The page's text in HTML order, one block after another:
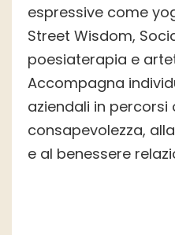
espressive come
Street Wisdom,
poesiaterapia e
Accompagna
aziendali in percorsi
consapevolezza,
e al benessere